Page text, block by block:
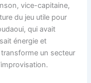
vice-capitaine,
du jeu utile pour
qui avait
énergie et
un secteur